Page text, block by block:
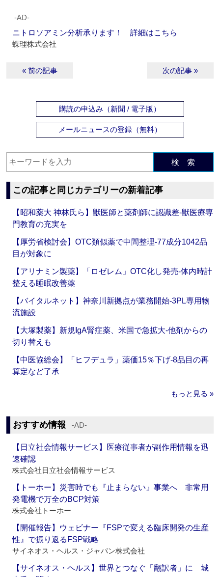
‐AD‐
ニトロソアミン分析承ります！ 詳細はこちら
蝶理株式会社
« 前の記事 次の記事 »
購読の申込み（新聞 / 電子版）
メールニュースの登録（無料）
検 索
この記事と同じカテゴリーの新着記事
【昭和薬大 神林氏ら】獣医師と薬剤師に認識差‐獣医療専
門教育の充実を
【厚労省検討会】OTC類似薬で中間整理‐77成分1042品
目が対象に
【アリナミン製薬】「ロゼレム」OTC化し発売‐体内時計
整える睡眠改善薬
【バイタルネット】神奈川新拠点が業務開始‐3PL専用物
流施設
【大塚製薬】新規IgA腎症薬、米国で急拡大‐他剤からの
切り替えも
【中医協総会】「ヒフデュラ」薬価15％下げ‐8品目の再
算定など了承
もっと見る »
おすすめ情報 ‐AD‐
【日立社会情報サービス】医療従事者が副作用情報を迅
速確認
株式会社日立社会情報サービス
【トーホー】災害時でも『止まらない』事業へ 非常用
発電機で万全のBCP対策
株式会社トーホー
【開催報告】ウェビナー『FSPで変える臨床開発の生産
性』で振り返るFSP戦略
サイネオス・ヘルス・ジャパン株式会社
【サイネオス・ヘルス】世界とつなぐ「翻訳者」に 城